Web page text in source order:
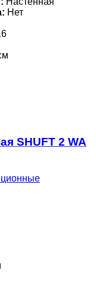
Нет
SHUFT 2 WA